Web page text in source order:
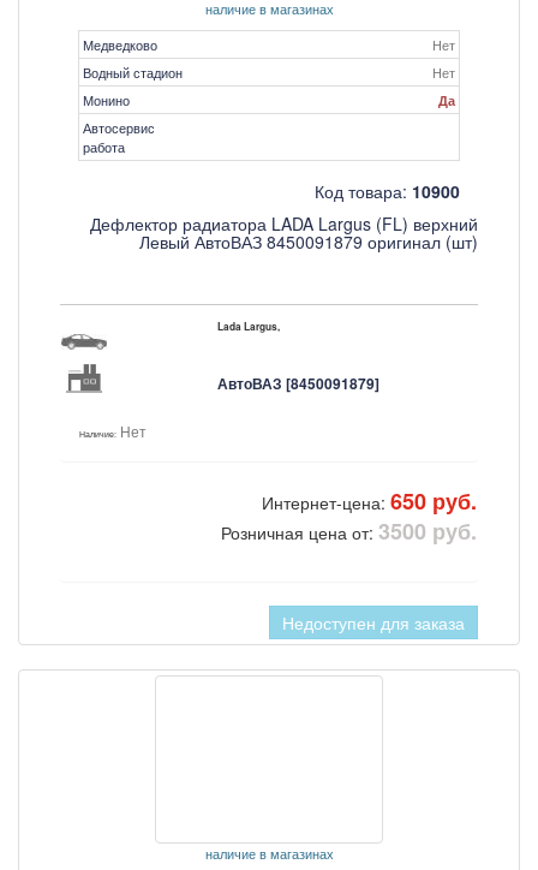
наличие в магазинах
Медведково
Нет
Водный стадион
Нет
Монино
Да
Автосервис
работа
Код товара: 10900
Дефлектор радиатора LADA Largus (FL) верхний
Левый АвтоВАЗ 8450091879 оригинал (шт)
Lada Largus,
АвтоВАЗ [8450091879]
Наличие: Нет
Интернет-цена: 650 руб.
Розничная цена от: 3500 руб.
Недоступен для заказа
наличие в магазинах